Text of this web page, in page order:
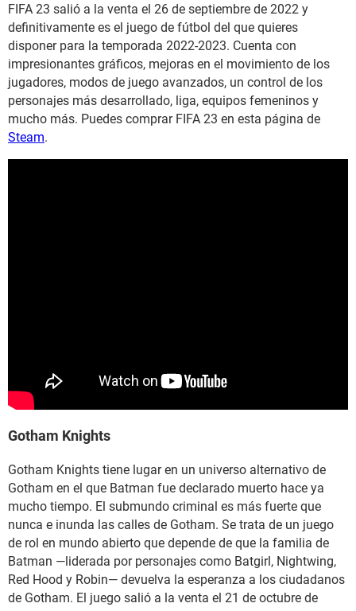
FIFA 23 salió a la venta el 26 de septiembre de 2022 y
definitivamente es el juego de fútbol del que quieres
disponer para la temporada 2022-2023. Cuenta con
impresionantes gráficos, mejoras en el movimiento de los
jugadores, modos de juego avanzados, un control de los
personajes más desarrollado, liga, equipos femeninos y
mucho más. Puedes comprar FIFA 23 en esta página de
Steam.
Gotham Knights
Gotham Knights tiene lugar en un universo alternativo de
Gotham en el que Batman fue declarado muerto hace ya
mucho tiempo. El submundo criminal es más fuerte que
nunca e inunda las calles de Gotham. Se trata de un juego
de rol en mundo abierto que depende de que la familia de
Batman —liderada por personajes como Batgirl, Nightwing,
Red Hood y Robin— devuelva la esperanza a los ciudadanos
de Gotham. El juego salió a la venta el 21 de octubre de